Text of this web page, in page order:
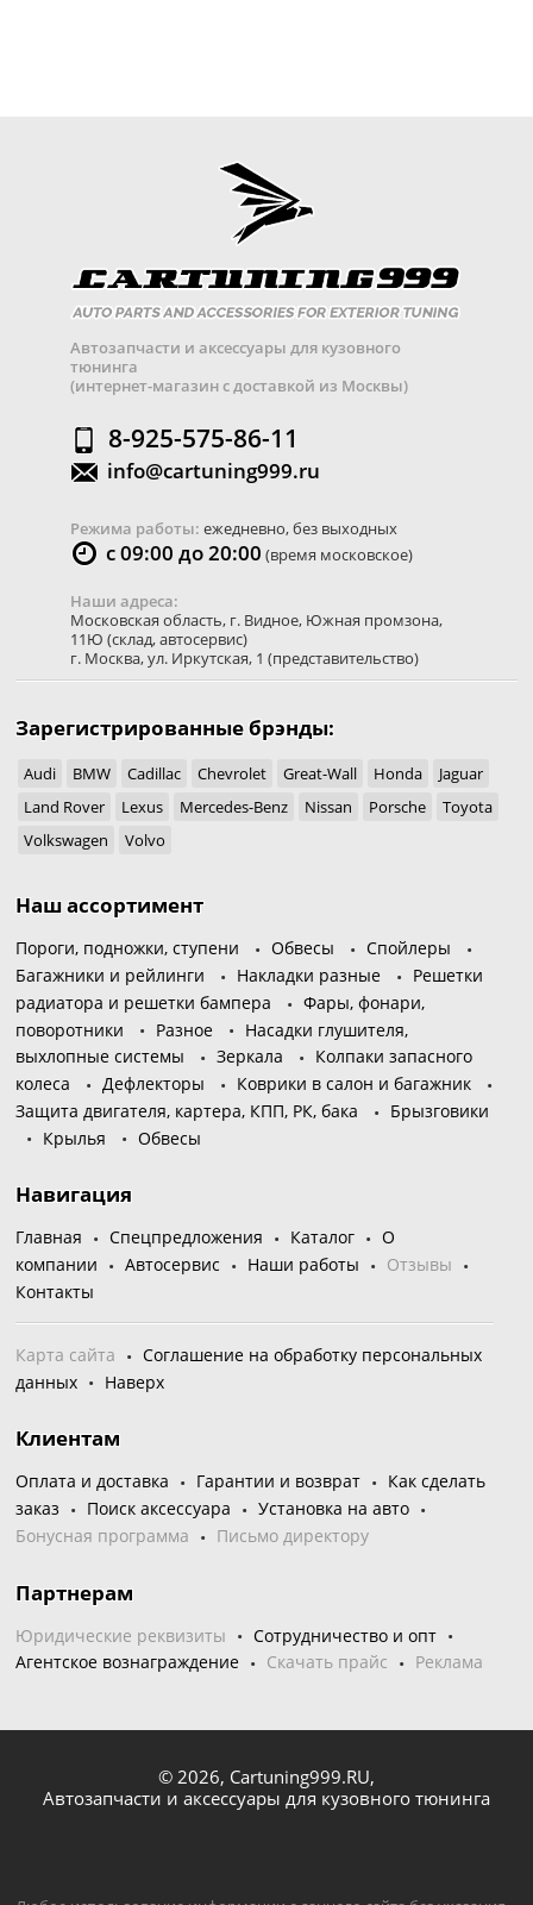
Автозапчасти и аксессуары для кузовного
тюнинга
(интернет-магазин с доставкой из Москвы)
8-925-575-86-11
info@cartuning999.ru
Режима работы: ежедневно, без выходных
с 09:00 до 20:00 (время московское)
Наши адреса:
Московская область, г. Видное, Южная промзона,
11Ю (склад, автосервис)
г. Москва,ул. Иркутская, 1 (представительство)
Зарегистрированные брэнды:
Audi BMW Cadillac Chevrolet Great-Wall Honda
Jaguar
Land Rover
Lexus Mercedes-Benz Nissan Porsche
Toyota
Volkswagen
Volvo
Наш ассортимент
Пороги, подножки, ступени Обвесы
Спойлеры
Багажники и рейлинги
Накладки разные
Решетки
радиатора и решетки бампера
Фары, фонари,
поворотники
Разное
Насадки глушителя,
выхлопные системы
Зеркала
Колпаки запасного
колеса
Дефлекторы
Коврики в салон и багажник
Защита двигателя, картера, КПП, РК, бака
Брызговики
Крылья
Обвесы
Навигация
Главная Спецпредложения Каталог
О
компании
Автосервис Наши работы
Отзывы
Контакты
Карта сайта
Соглашение на обработку персональных
данных
Наверх
Клиентам
Оплата и доставка Гарантии и возврат
Как сделать
заказ
Поиск аксессуара
Установка на авто
Бонусная программа
Письмо директору
Партнерам
Юридические реквизиты
Сотрудничество и опт
Агентское вознаграждение
Скачать прайс Реклама
© 2026, Cartuning999.RU,
Автозапчасти и аксессуары для кузовного тюнинга